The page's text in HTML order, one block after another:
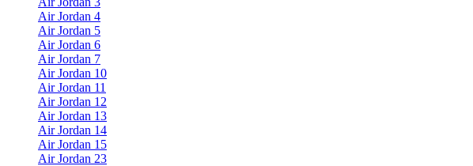
Air Jordan 4
Air Jordan 5
Air Jordan 6
Air Jordan 7
Air Jordan 10
Air Jordan 11
Air Jordan 12
Air Jordan 13
Air Jordan 14
Air Jordan 15
Air Jordan 23